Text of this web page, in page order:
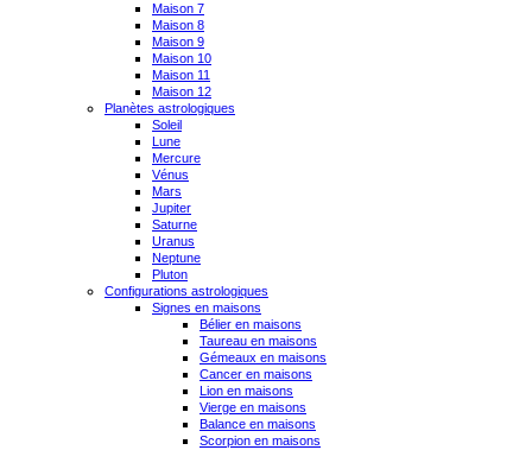
Maison 7
Maison 8
Maison 9
Maison 10
Maison 11
Maison 12
Planètes astrologiques
Soleil
Lune
Mercure
Vénus
Mars
Jupiter
Saturne
Uranus
Neptune
Pluton
Configurations astrologiques
Signes en maisons
Bélier en maisons
Taureau en maisons
Gémeaux en maisons
Cancer en maisons
Lion en maisons
Vierge en maisons
Balance en maisons
Scorpion en maisons